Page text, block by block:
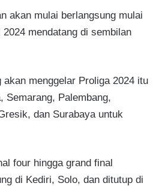
akan mulai berlangsung mulai
mendatang di sembilan
menggelar Proliga 2024 itu
Semarang, Palembang,
dan Surabaya untuk
four hingga grand final
di Kediri, Solo, dan ditutup di